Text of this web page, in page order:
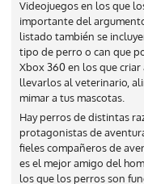
Videojuegos en los que
importante del
listado también se
tipo de perro o can que
Xbox 360 en los que criar
llevarlos al veterinario,
mimar a tus mascotas.
Hay perros de distintas
protagonistas de
fieles compañeros de
es el mejor amigo del
los que los perros son